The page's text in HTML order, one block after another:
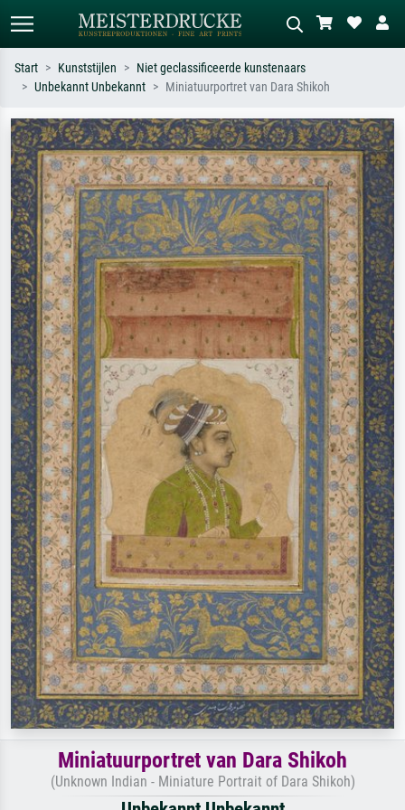
Zoek op kunstenaar, titel of stijl – bijv.
Monet, Sterrennacht, impressionisme,
Hokusai-golf, naakt.
Beschrijf de scène – bijv. groene
weide, abstract met veel rood, donker
olieverfschilderij, staand naakt naast
een boom.
Start Kunststijlen
Niet geclassificeerde kunstenaars
Unbekannt Unbekannt
Miniatuurportret van Dara Shikoh
Miniatuurportret van Dara Shikoh
(Unknown Indian - Miniature Portrait of Dara Shikoh)